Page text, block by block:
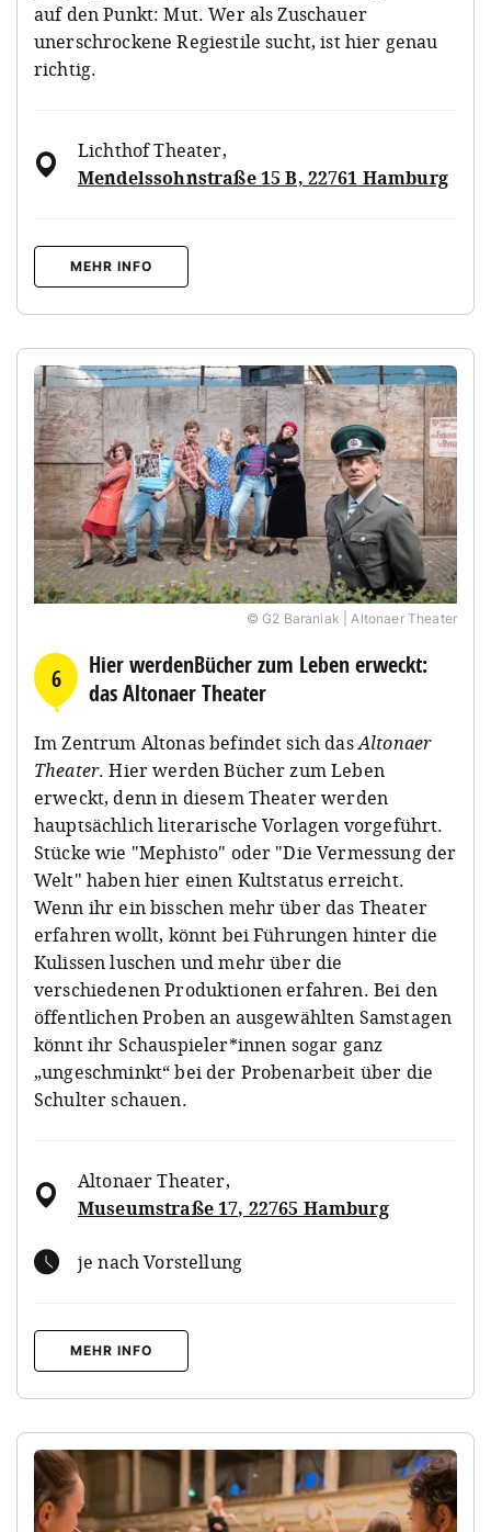
auf den Punkt: Mut. Wer als Zuschauer
unerschrockene Regiestile sucht, ist hier genau
richtig.
Lichthof Theater,
Mendelssohnstraße 15 B, 22761 Hamburg
MEHR INFO
© G2 Baraniak | Altonaer Theater
6
Hier werdenBücher zum Leben erweckt:
das Altonaer Theater
Im Zentrum Altonas befindet sich dasAltonaer
Theater. Hier werden Bücher zum Leben
erweckt, denn in diesem Theater werden
hauptsächlich literarische Vorlagen vorgeführt.
Stücke wie "Mephisto" oder "Die Vermessung der
Welt" haben hier einen Kultstatus erreicht.
Wenn ihr ein bisschen mehr über das Theater
erfahren wollt, könnt bei Führungen hinter die
Kulissen luschen und mehr über die
verschiedenen Produktionen erfahren. Bei den
öffentlichen Proben an ausgewählten Samstagen
könnt ihr Schauspieler*innen sogar ganz
„ungeschminkt“ bei der Probenarbeit über die
Schulter schauen.
Altonaer Theater,
Museumstraße 17, 22765 Hamburg
je nach Vorstellung
MEHR INFO